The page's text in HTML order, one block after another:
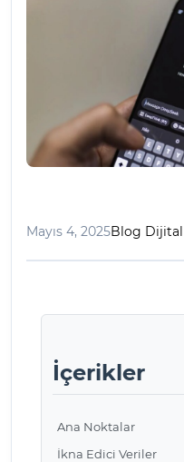
Mayıs 4, 2025Blog Dijital
İçerikler
Ana Noktalar
İkna Edici Veriler